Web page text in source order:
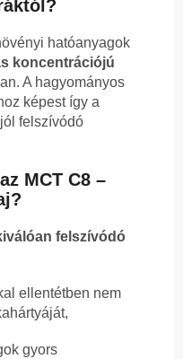
hatóanyagok
koncentrációjú
A hagyományos
képest így a
felszívódó
MCT C8 –
felszívódó
ellentétben nem
gyors